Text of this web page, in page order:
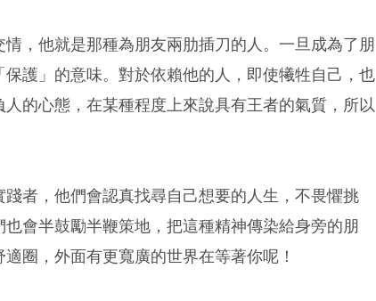
，他就是那種為朋友兩肋插刀的人。一旦成為了朋
護」的意味。對於依賴他的人，即使犧牲自己，也
的心態，在某種程度上來說具有王者的氣質，所以
者，他們會認真找尋自己想要的人生，不畏懼挑
會半鼓勵半鞭策地，把這種精神傳染給身旁的朋
圈，外面有更寬廣的世界在等著你呢！